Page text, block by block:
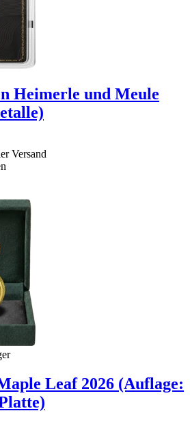
Heimerle und Meule
Versand
Leaf 2026 (Auflage: